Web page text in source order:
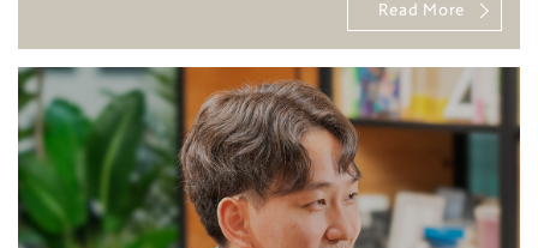
Read More